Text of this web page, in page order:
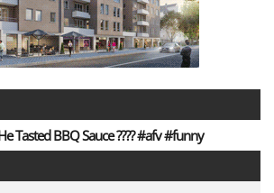
Tasted BBQ Sauce ???? #afv #funny